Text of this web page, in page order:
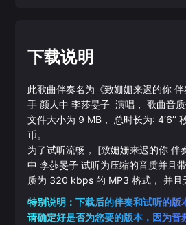
下载说明
此歌曲伴奏名为《致姗姗来迟的你
手 颜人中 李莎旻子 演唱， 歌曲音
文件大小为 9 MB， 总时长为: 4‘6’‘
币。
为了试听流畅， [致姗姗来迟的你 伴
中 李莎旻子 试听为压缩的音质并且
质为 320 kbps 的 MP3 格式， 并且
特别说明：下载后的伴奏和试听的版
请确定好是否为您要的版本，因为音